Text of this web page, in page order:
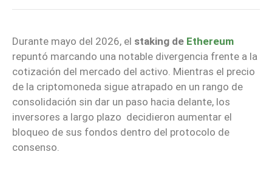
Durante mayo del 2026, el staking de Ethereum
repuntó marcando una notable divergencia frente a la
cotización del mercado del activo. Mientras el precio
de la criptomoneda sigue atrapado en un rango de
consolidación sin dar un paso hacia delante, los
inversores a largo plazo decidieron aumentar el
bloqueo de sus fondos dentro del protocolo de
consenso.